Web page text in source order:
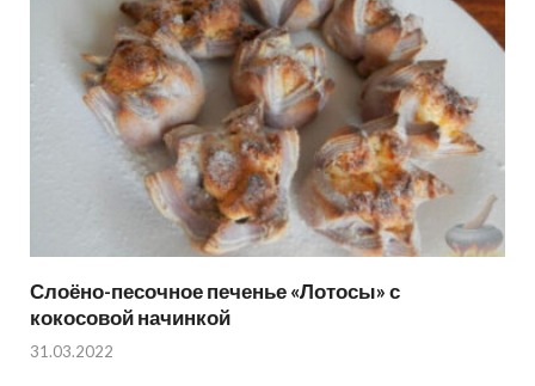
Слоёно-песочное печенье «Лотосы» с
кокосовой начинкой
31.03.2022